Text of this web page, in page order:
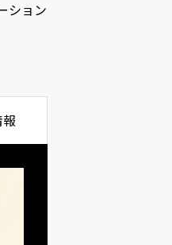
ション
報